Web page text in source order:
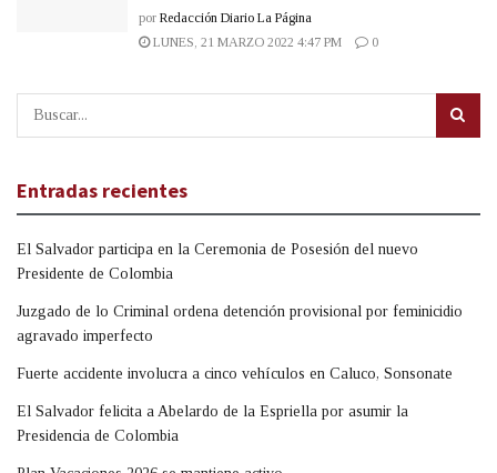
por Redacción Diario La Página
LUNES, 21 MARZO 2022 4:47 PM
0
Entradas recientes
El Salvador participa en la Ceremonia de Posesión del nuevo
Presidente de Colombia
Juzgado de lo Criminal ordena detención provisional por feminicidio
agravado imperfecto
Fuerte accidente involucra a cinco vehículos en Caluco, Sonsonate
El Salvador felicita a Abelardo de la Espriella por asumir la
Presidencia de Colombia